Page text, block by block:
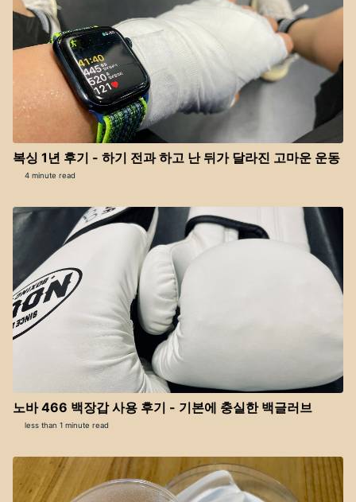
복싱 1년 후기 - 하기 전과 하고 난 뒤가 달라진 고마운 운동
4 minute read
노바 466 백장갑 사용 후기 - 기본에 충실한 백글러브
less than 1 minute read